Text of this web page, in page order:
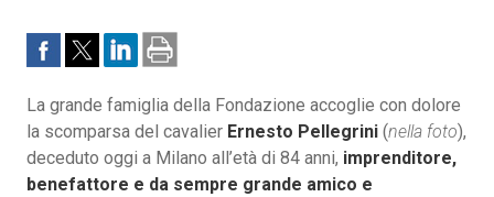
La grande famiglia della Fondazione accoglie con dolore
la scomparsa del cavalier Ernesto Pellegrini (nella foto),
deceduto oggi a Milano all’età di 84 anni, imprenditore,
benefattore e da sempre grande amico e